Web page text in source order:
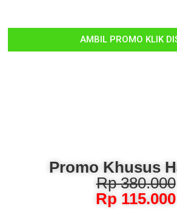
AMBIL PROMO KLIK
Promo Khusus
Rp 380.000
Rp 115.000